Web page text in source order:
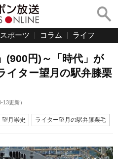
スポーツ コラム ライフ
(900円)～「時代」が
ター望月の駅弁膝栗
13更新）
望月崇史 ライター望月の駅弁膝栗毛